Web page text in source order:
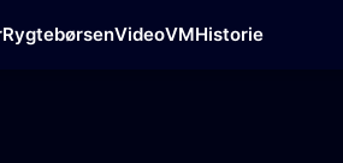
RygtebørsenVideoVMHistorie